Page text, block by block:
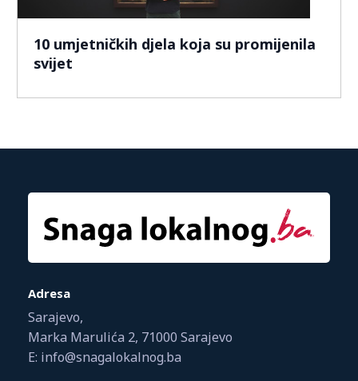
10 umjetničkih djela koja su promijenila
svijet
Adresa
Sarajevo,
Marka Marulića 2, 71000 Sarajevo
E: info@snagalokalnog.ba